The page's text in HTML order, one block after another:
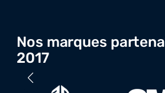
Nos marques
2017